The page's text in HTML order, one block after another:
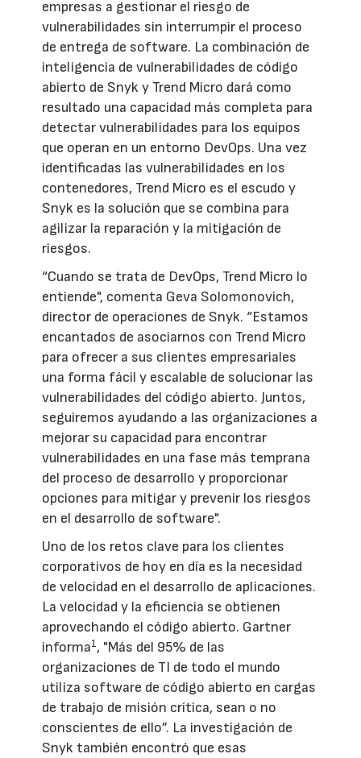
empresas a gestionar el riesgo de
vulnerabilidades sin interrumpir el proceso
de entrega de software. La combinación de
inteligencia de vulnerabilidades de código
abierto de Snyk y Trend Micro dará como
resultado una capacidad más completa para
detectar vulnerabilidades para los equipos
que operan en un entorno DevOps. Una vez
identificadas las vulnerabilidades en los
contenedores, Trend Micro es el escudo y
Snyk es la solución que se combina para
agilizar la reparación y la mitigación de
riesgos.
“Cuando se trata de DevOps, Trend Micro lo
entiende", comenta Geva Solomonovich,
director de operaciones de Snyk. “Estamos
encantados de asociarnos con Trend Micro
para ofrecer a sus clientes empresariales
una forma fácil y escalable de solucionar las
vulnerabilidades del código abierto. Juntos,
seguiremos ayudando a las organizaciones a
mejorar su capacidad para encontrar
vulnerabilidades en una fase más temprana
del proceso de desarrollo y proporcionar
opciones para mitigar y prevenir los riesgos
en el desarrollo de software".
Uno de los retos clave para los clientes
corporativos de hoy en día es la necesidad
de velocidad en el desarrollo de aplicaciones.
La velocidad y la eficiencia se obtienen
aprovechando el código abierto. Gartner
informa1, "Más del 95% de las
organizaciones de TI de todo el mundo
utiliza software de código abierto en cargas
de trabajo de misión crítica, sean o no
conscientes de ello”. La investigación de
Snyk también encontró que esas